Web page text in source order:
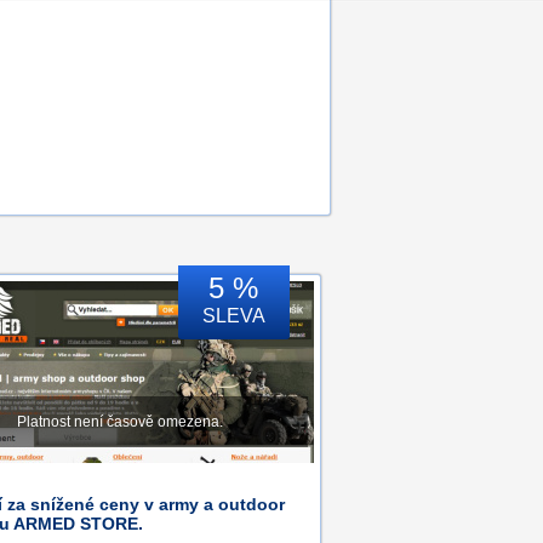
5 %
SLEVA
Platnost není časově omezena.
za snížené ceny v army a outdoor
ARMED STORE.